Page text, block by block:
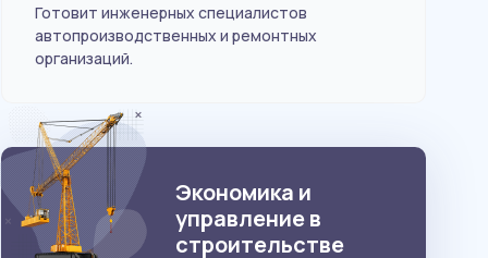
Готовит инженерных специалистов
автопроизводственных и ремонтных
организаций.
Экономика и
управление в
строительстве